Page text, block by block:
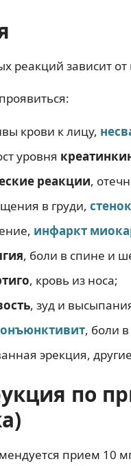
реакций зависит
крови к лицу,
уровня
реакции,
в груди,
инфаркт
, боли в спине и
, кровь из носа;
, зуд и
, боли в
эрекция,
по
прием 10